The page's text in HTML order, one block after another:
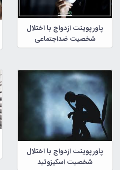
پاورپوینت ازدواج با اختلال
شخصیت ضداجتماعی
پاورپوینت ازدواج با اختلال
شخصیت اسکیزوئید